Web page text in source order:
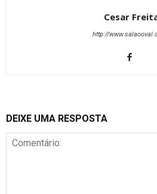
Cesar
http://
DEIXE UMA RESPOSTA